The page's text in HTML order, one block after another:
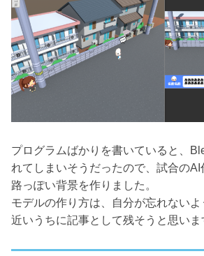
プログラムばかりを書いていると、
れてしまいそうだったので、試合の
路っぽい背景を作りました。
モデルの作り方は、自分が忘れないよ
近いうちに記事として残そうと思いま